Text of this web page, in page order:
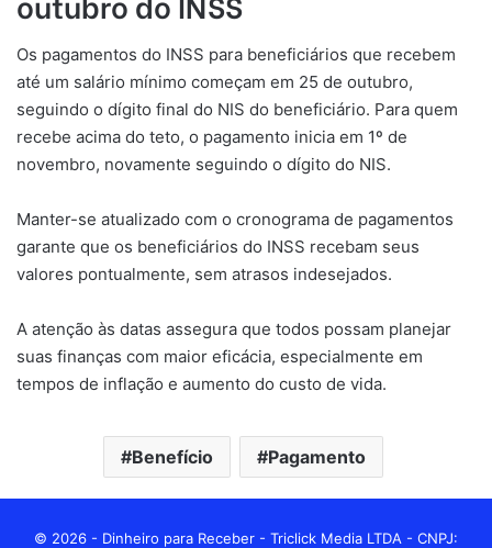
Os pagamentos do INSS para beneficiários que recebem
até um salário mínimo começam em 25 de outubro,
seguindo o dígito final do NIS do beneficiário. Para quem
recebe acima do teto, o pagamento inicia em 1º de
novembro, novamente seguindo o dígito do NIS.
Manter-se atualizado com o cronograma de pagamentos
garante que os beneficiários do INSS recebam seus
valores pontualmente, sem atrasos indesejados.
A atenção às datas assegura que todos possam planejar
suas finanças com maior eficácia, especialmente em
tempos de inflação e aumento do custo de vida.
Benefício Pagamento
© 2026 - Dinheiro para Receber - Triclick Media LTDA - CNPJ: